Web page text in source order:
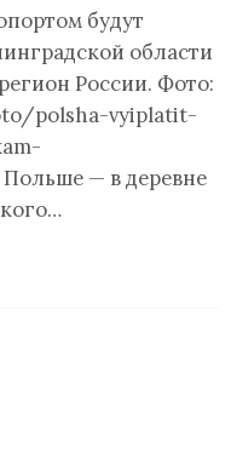
будут
области
России. Фото:
polsha-vyiplatit-
Польше — в деревне